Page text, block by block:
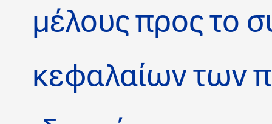
μέλους προς το
κεφαλαίων των